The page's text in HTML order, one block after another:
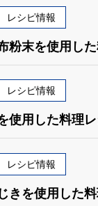
レシピ情報
粉末を使用し
レシピ情報
使用した料理
レシピ情報
きを使用した